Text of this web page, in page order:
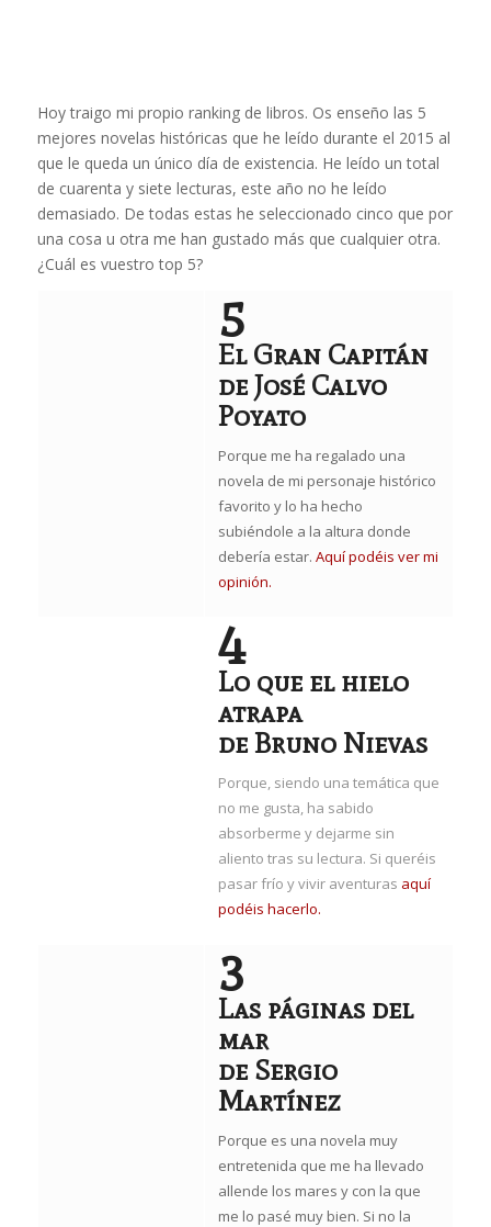
Hoy traigo mi propio ranking de libros. Os enseño las 5
mejores novelas históricas que he leído durante el 2015 al
que le queda un único día de existencia. He leído un total
de cuarenta y siete lecturas, este año no he leído
demasiado. De todas estas he seleccionado cinco que por
una cosa u otra me han gustado más que cualquier otra.
¿Cuál es vuestro top 5?
5
El Gran Capitán
de José Calvo
Poyato
Porque me ha regalado una
novela de mi personaje histórico
favorito y lo ha hecho
subiéndole a la altura donde
debería estar. Aquí podéis ver mi
opinión.
4
Lo que el hielo
atrapa
de Bruno Nievas
Porque, siendo una temática que
no me gusta, ha sabido
absorberme y dejarme sin
aliento tras su lectura. Si queréis
pasar frío y vivir aventuras aquí
podéis hacerlo.
3
Las páginas del
mar
de Sergio
Martínez
Porque es una novela muy
entretenida que me ha llevado
allende los mares y con la que
me lo pasé muy bien. Si no la